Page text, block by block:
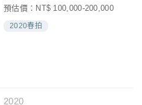
預估價：NT$ 100,000-200,000
2020春拍
2020